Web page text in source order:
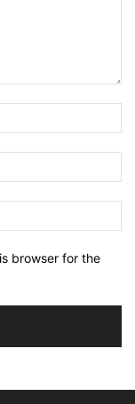
browser for the